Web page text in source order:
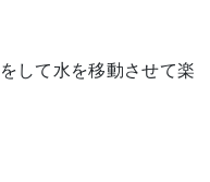
して水を移動させて楽